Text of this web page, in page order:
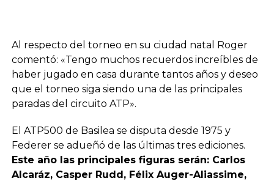
Al respecto del torneo en su ciudad natal Roger
comentó: «Tengo muchos recuerdos increíbles de
haber jugado en casa durante tantos años y deseo
que el torneo siga siendo una de las principales
paradas del circuito ATP».
El ATP500 de Basilea se disputa desde 1975 y
Federer se adueñó de las últimas tres ediciones.
Este año las principales figuras serán: Carlos
Alcaráz, Casper Rudd, Félix Auger-Aliassime,